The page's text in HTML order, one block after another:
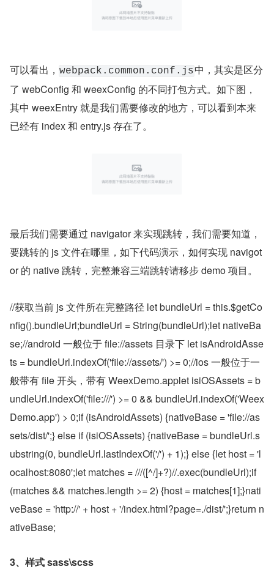
可以看出， webpack.common.conf.js中，其实是区分
了 webConfig 和 weexConfig 的不同打包方式。如下图，
其中 weexEntry 就是我们需要修改的地方，可以看到本来
已经有 index 和 entry.js 存在了。
最后我们需要通过 navigator 来实现跳转，我们需要知道，
要跳转的 js 文件在哪里，如下代码演示，如何实现 navigot
or 的 native 跳转，完整兼容三端跳转请移步 demo 项目。
//获取当前 js 文件所在完整路径 let bundleUrl = this.$getCo
nfig().bundleUrl;bundleUrl = String(bundleUrl);let nativeBa
se;//android 一般位于 file://assets 目录下 let isAndroidAsse
ts = bundleUrl.indexOf('file://assets/') >= 0;//ios 一般位于一
般带有 file 开头，带有 WeexDemo.applet isiOSAssets = b
undleUrl.indexOf('file:///') >= 0 && bundleUrl.indexOf('Weex
Demo.app') > 0;if (isAndroidAssets) {nativeBase = 'file://as
sets/dist/';} else if (isiOSAssets) {nativeBase = bundleUrl.s
ubstring(0, bundleUrl.lastIndexOf('/') + 1);} else {let host = 'l
ocalhost:8080';let matches = ///([^/]+?)//.exec(bundleUrl);if
(matches && matches.length >= 2) {host = matches[1];}nati
veBase = 'http://' + host + '/index.html?page=./dist/';}return n
ativeBase;
3、样式 sass\scss